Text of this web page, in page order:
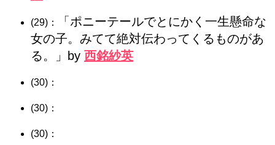
(29)：
「ポニーテールでとにかく一生懸命な
女の子。みてて絶対伝わってくるものがあ
る。」by 西銘紗英
(30)：
(30)：
(30)：